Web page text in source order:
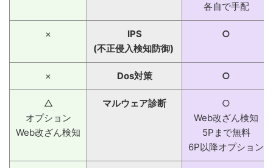
各自で手配
×
IPS
(不正侵入検知防御)
○
× Dos対策 ○
△
オプション
Web改ざん検知
マルウェア診断
○
Web改ざん検知
5Pまで無料
6P以降オプション